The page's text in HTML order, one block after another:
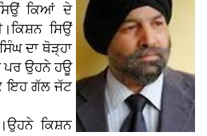
ਕਿਆਂ ਦੇ
ਸਿਉਂ
ਦਾ ਥੋੜ੍ਹਾ
ਪਰ ਉਹਨੇ ਹਊ
ਇਹ ਗੱਲ ਜੱਟ
ਕਿਸ਼ਨ